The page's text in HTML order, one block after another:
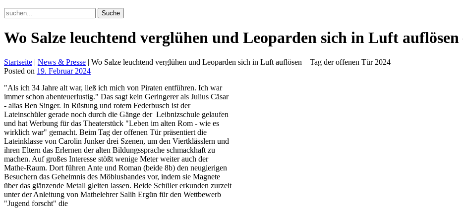
Search
for:
Wo Salze leuchtend verglühen und Leoparden sich in Luft
Startseite | News & Presse | Wo Salze leuchtend verglühen und Leoparden sich in Luft auflösen – Tag der offenen Tür 2024
Posted on 19. Februar 2024
"Als ich 34 Jahre alt war, ließ ich mich von Piraten entführen. Ich war
immer schon abenteuerlustig." Das sagt kein Geringerer als Julius Cäsar
- alias Ben Singer. In Rüstung und rotem Federbusch ist der
Lateinschüler gerade noch durch die Gänge der Leibnizschule gelaufen
und hat Werbung für das Theaterstück "Leben im alten Rom - wie es
wirklich war" gemacht. Beim Tag der offenen Tür präsentiert die
Lateinklasse von Carolin Junker drei Szenen, um den Viertklässlern und
ihren Eltern das Erlernen der alten Bildungssprache schmackhaft zu
machen. Auf großes Interesse stößt wenige Meter weiter auch der
Mathe-Raum. Dort führen Ante und Roman (beide 8b) den neugierigen
Besuchern das Geheimnis des Möbiusbandes vor, indem sie Magnete
über das glänzende Metall gleiten lassen. Beide Schüler erkunden zurzeit
unter der Anleitung von Mathelehrer Salih Ergün für den Wettbewerb
"Jugend forscht" die